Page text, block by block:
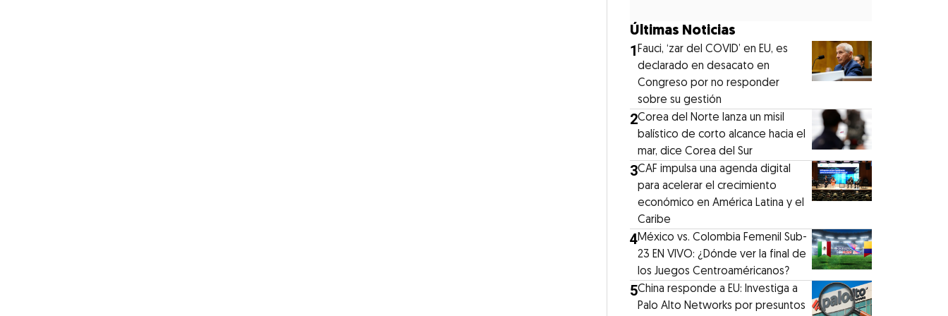
Últimas Noticias
1Fauci, ‘zar del COVID’ en EU, es
declarado en desacato en
Congreso por no responder
sobre su gestión
2Corea del Norte lanza un misil
balístico de corto alcance hacia el
mar, dice Corea del Sur
3CAF impulsa una agenda digital
para acelerar el crecimiento
económico en América Latina y el
Caribe
4México vs. Colombia Femenil Sub-
23 EN VIVO: ¿Dónde ver la final de
los Juegos Centroaméricanos?
5China responde a EU: Investiga a
Palo Alto Networks por presuntos